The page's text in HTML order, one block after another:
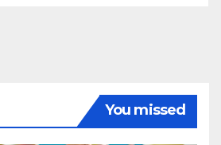
You missed